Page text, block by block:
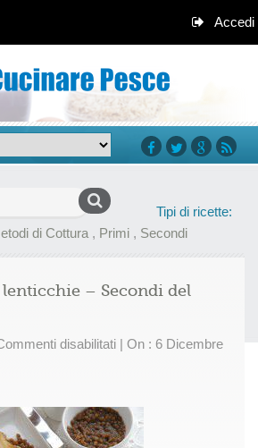
Accedi
Tipi di ricette:
di Cottura , Primi , Secondi
– Secondi del
disabilitatisu
lenticchie
–
| On : 6 Dicembre